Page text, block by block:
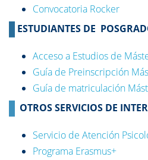
Convocatoria Rocker
ESTUDIANTES DE
Acceso a Estudios de
Guía de Preinscripción
Guía de matriculación
OTROS SERVICIOS DE
Servicio de Atención
Programa Erasmus+